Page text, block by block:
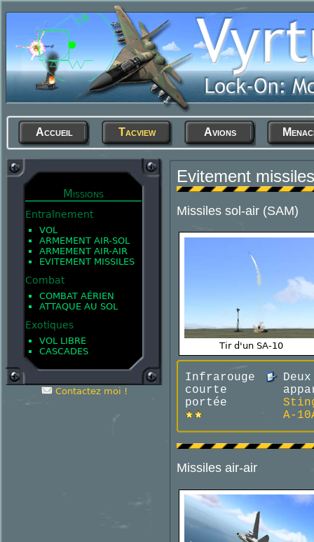
Accueil Tacview Avions
Missions
Entraînement
VOL
ARMEMENT AIR-SOL
ARMEMENT AIR-AIR
EVITEMENT MISSILES
Combat
COMBAT AÉRIEN
ATTAQUE AU SOL
Exotiques
VOL LIBRE
CASCADES
Contactez moi !
Evitement missiles
Missiles sol-air (SAM)
Tir d'un SA-10
Infrarouge
courte
portée
A-
Missiles air-air